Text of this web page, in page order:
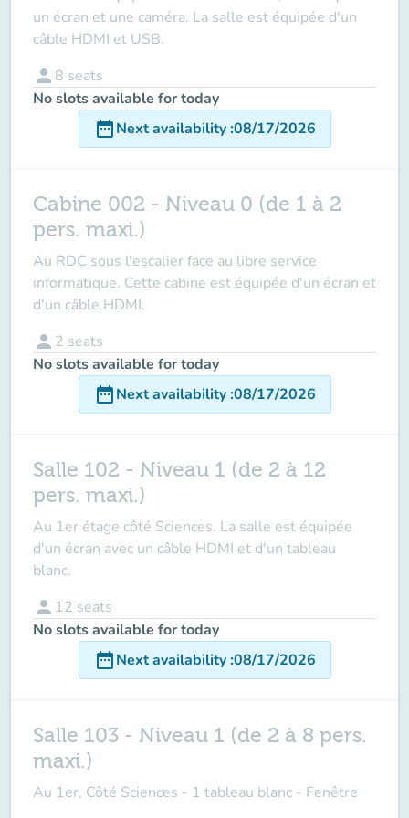
un écran et une caméra. La salle est équipée d'un
câble HDMI et USB.
person 8 seats
No slots available for today
date_rangeNext availability:08/17/2026
Cabine 002 - Niveau 0 (de 1 à 2
pers. maxi.)
Au RDC sous l'escalier face au libre service
informatique. Cette cabine est équipée d'un écran et
d'un câble HDMI.
person 2 seats
No slots available for today
date_rangeNext availability:08/17/2026
Salle 102 - Niveau 1 (de 2 à 12
pers. maxi.)
Au 1er étage côté Sciences. La salle est équipée
d'un écran avec un câble HDMI et d'un tableau
blanc.
person 12 seats
No slots available for today
date_rangeNext availability:08/17/2026
Salle 103 - Niveau 1 (de 2 à 8 pers.
maxi.)
Au 1er, Côté Sciences - 1 tableau blanc - Fenêtre